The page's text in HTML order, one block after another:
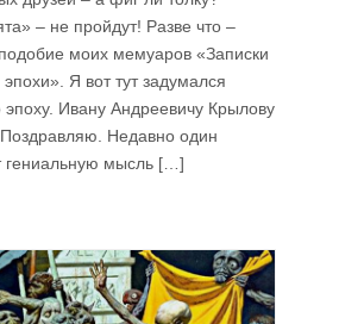
– не пройдут! Разве что –
моих мемуаров «Записки
Я вот тут задумался
эпоху. Ивану Андреевичу Крылову
Недавно один
гениальную мысль […]